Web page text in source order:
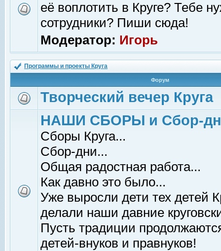
её воплотить в Круге? Тебе
сотрудники? Пиши сюда!
Модератор: Игорь
Программы и проекты Круга
Форум
Творческий вечер Круга
НАШИ СБОРЫ и Сбор-
Сборы Круга...
Сбор-дни...
Общая радостная работа...
Как давно это было...
Уже выросли дети тех детей
делали наши давние
Пусть традиции
детей-внуков и правнуков!